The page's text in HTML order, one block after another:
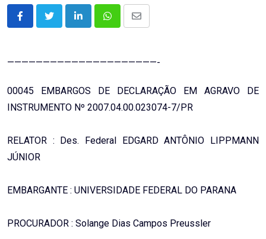
LinkedInWhatsappShare
—————————————————————-
00045 EMBARGOS DE DECLARAÇÃO EM AGRAVO DE
INSTRUMENTO Nº 2007.04.00.023074-7/PR
RELATOR : Des. Federal EDGARD ANTÔNIO LIPPMANN
JÚNIOR
EMBARGANTE : UNIVERSIDADE FEDERAL DO PARANA
PROCURADOR : Solange Dias Campos Preussler